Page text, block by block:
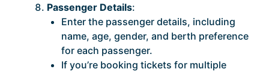
Passenger Details:
Enter the passenger details, including
name, age, gender, and berth preference
for each passenger.
If you’re booking tickets for multiple